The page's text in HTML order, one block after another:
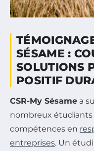
SÉSAME :
SOLUTIONS
POSITIF
CSR-My Sésame a
nombreux étudiants
compétences en
entreprises. Un